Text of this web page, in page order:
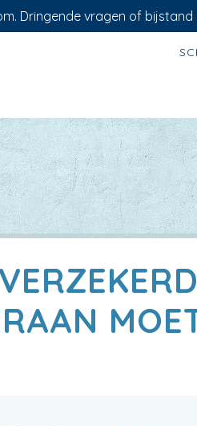
Dringende vragen of bijstand